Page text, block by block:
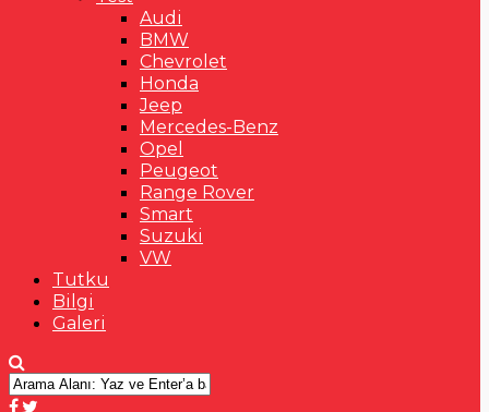
Audi
BMW
Chevrolet
Honda
Jeep
Mercedes-Benz
Opel
Peugeot
Range Rover
Smart
Suzuki
VW
Tutku
Bilgi
Galeri